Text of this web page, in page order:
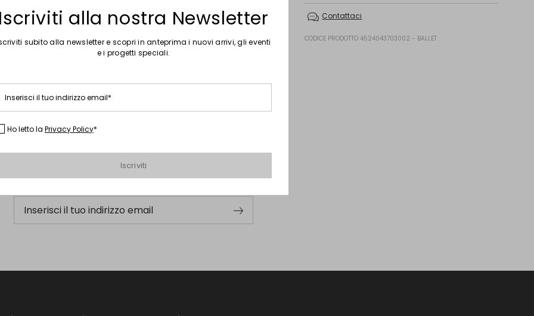
poliestere con spalmatura in poliuretano; suola in
Contattaci
CODICE PRODOTTO 4524043703002 - BALLET
Iscriviti alla nostra Newsletter
Iscriviti subito alla newsletter e scopri in anteprima i nuovi
arrivi, gli eventi e i progetti speciali.
Inserisci il tuo indirizzo email
alla nostra Newsletter
subito alla newsletter e scopri in anteprima i nuovi arrivi, gli eventi
e i progetti speciali.
Inserisci il tuo indirizzo email*
Ho letto la Privacy Policy*
Iscriviti